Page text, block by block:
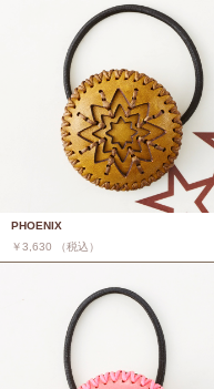
PHOENIX
￥3,630 （税込）